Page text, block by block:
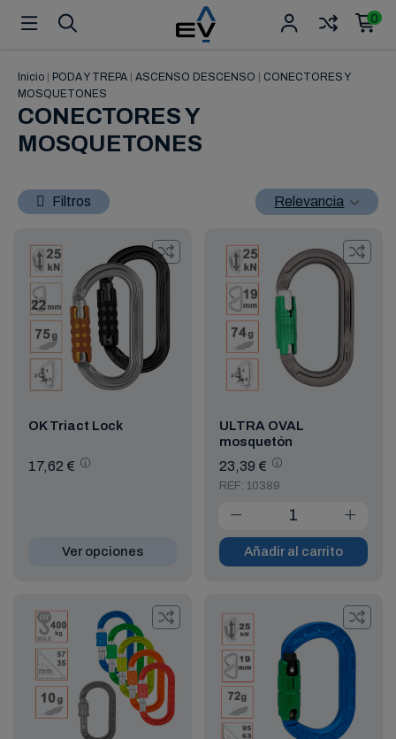
0
Inicio PODA Y TREPA ASCENSO DESCENSO
CONECTORES Y
MOSQUETONES
CONECTORES Y
MOSQUETONES
Filtros Relevancia
OK Triact Lock
17,62 €
Ver opciones
ULTRA OVAL
mosquetón
automático triple
23,39 €
REF: 10389
Añadir al carrito